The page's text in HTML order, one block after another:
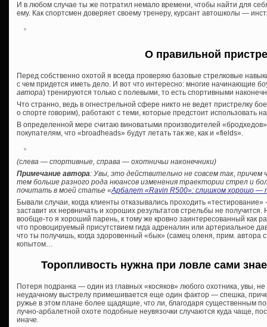
И в любом случае ты же потратил немало времени, чтобы найти для
ему. Как спортсмен доверяет своему тренеру, курсант автошколы —
О правильной
Перед собственно охотой я всегда проверяю базовые стрелковые
с чем придется иметь дело. И вот что интересно: многие начинающие
автора) тренируются только с полевыми, то есть спортивными
Что странно, ведь в огнестрельной сфере никто не ведет пристрелку
о спорте говорим), работают с теми, которые предстоит использовать
В определенной мере считаю виноватыми производителей
покупателям, что «broadheads» будут летать так же, как и «fields».
(слева — спортивные, справа — охотничьи наконечники)
Примечание автора: Увы, это действительно не совсем так,
тем больше разного рода нюансов изменения траектории стрел и
почитать в моей статье «Арбалет «Ravin R500»: слишком хорошо —
Бывали случаи, когда клиенты отказывались проходить
заставит их нервничать и хороших результатов стрельбы не
вообще-то я хороший парень, к тому же кровно заинтересованный как
что провоцируемый присутствием гида адреналин или артериальное
что ты получишь, когда здоровенный «бык» (самец оленя, прим. автора
копытом…
Торопливость нужна при ловле сами
Потеря подранка — один из главных «косяков» любого охотника, увы,
неудачному выстрелу примешивается еще один фактор — спешка,
ружье в этом плане более щадящие, что ли, благодаря существенным
лучно-арбалетной охоте подобные неувязочки случаются куда чаще,
иначе.